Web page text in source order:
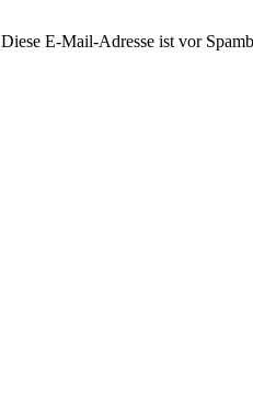
Diese E-Mail-Adresse ist vor